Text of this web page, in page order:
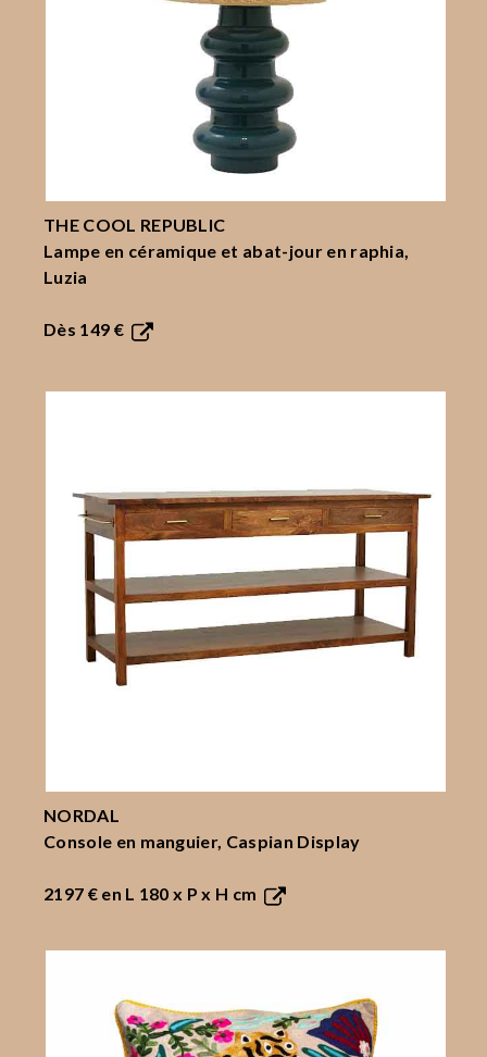
THE COOL REPUBLIC
Lampe en céramique et abat-jour en raphia,
Luzia
Dès 149 €
NORDAL
Console en manguier, Caspian Display
2197 €en L 180 x P x H cm